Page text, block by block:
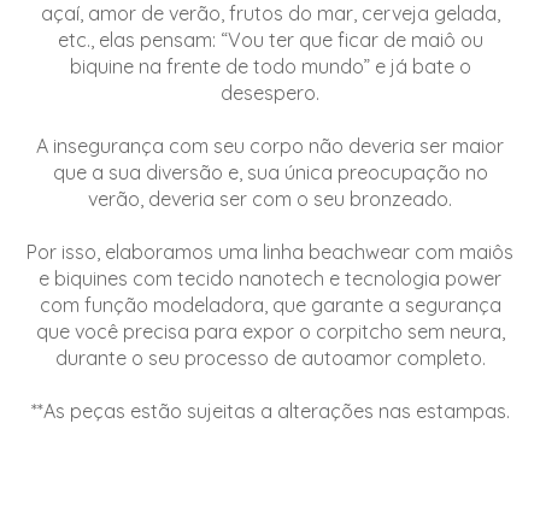
açaí, amor de verão, frutos do mar, cerveja gelada,
etc., elas pensam: “Vou ter que ficar de maiô ou
biquine na frente de todo mundo” e já bate o
desespero.
A insegurança com seu corpo não deveria ser maior
que a sua diversão e, sua única preocupação no
verão, deveria ser com o seu bronzeado.
Por isso, elaboramos uma linha beachwear com maiôs
e biquines com tecido nanotech e tecnologia power
com função modeladora, que garante a segurança
que você precisa para expor o corpitcho sem neura,
durante o seu processo de autoamor completo.
**As peças estão sujeitas a alterações nas estampas.